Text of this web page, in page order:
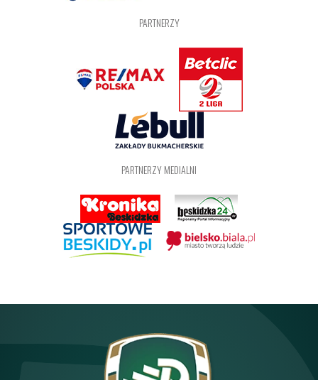
PARTNERZY
PARTNERZY MEDIALNI